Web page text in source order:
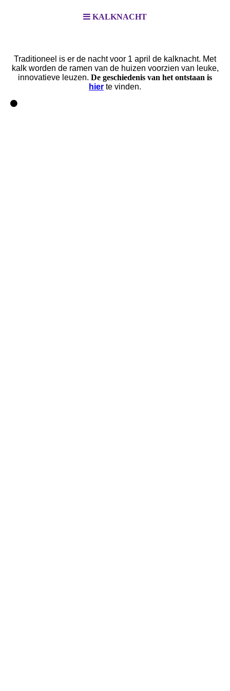
KALKNACHT
Traditioneel is er de nacht voor 1 april de kalknacht. Met
kalk worden de ramen van de huizen voorzien van leuke,
innovatieve leuzen. De geschiedenis van het ontstaan is
hier te vinden.